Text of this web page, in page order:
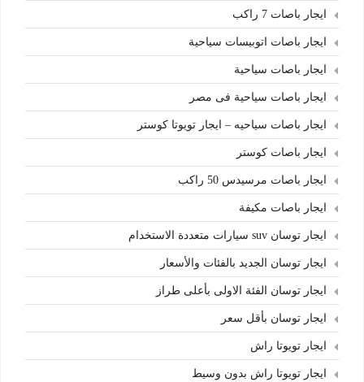
ايجار باصات 7 راكب
ايجار باصات اتوبيسات سياحية
ايجار باصات سياحية
ايجار باصات سياحية فى مصر
ايجار باصات سياحيه – ايجار تويوتا كوستر
ايجار باصات كوستر
ايجار باصات مرسيدس 50 راكب
ايجار باصات مكيفة
ايجار توسان suv سيارات متعددة الاستخدام
ايجار توسان الجديد بالفئات والأسعار
ايجار توسان الفئة الاولى بأعلى طراز
ايجار توسان بأقل سعر
ايجار تويوتا راش
ايجار تويوتا راش بدون وسيط